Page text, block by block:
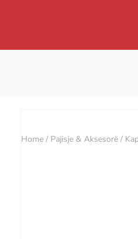
Home / Pajisje & Aksesorë /